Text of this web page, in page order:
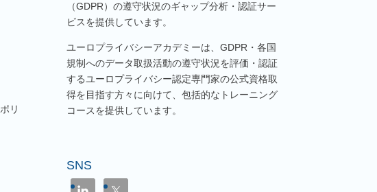
リ
（GDPR）の遵守状況のギャップ分析・認証サー
ビスを提供しています。
ユーロプライバシーアカデミーは、GDPR・各国
規制へのデータ取扱活動の遵守状況を評価・認証
するユーロプライバシー認定専門家の公式資格取
得を目指す方々に向けて、包括的なトレーニング
コースを提供しています。
SNS